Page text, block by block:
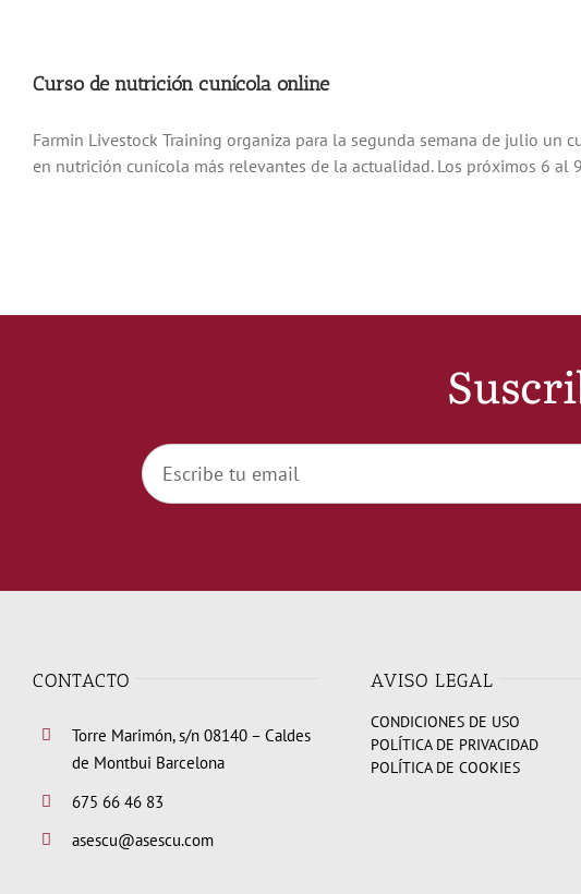
Curso de nutrición cunícola online
Farmin Livestock Training organiza para la segunda semana de julio un
en nutrición cunícola más relevantes de la actualidad. Los próximos 6
CONTACTO
Torre Marimón, s/n 08140 – Caldes
de Montbui Barcelona
675 66 46 83
asescu@asescu.com
AVISO LEGAL
CONDICIONES DE USO
POLÍTICA DE PRIVACIDAD
POLÍTICA DE COOKIES